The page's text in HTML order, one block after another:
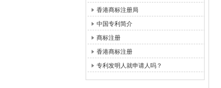
香港商标注册局
中国专利简介
商标注册
香港商标注册
专利发明人就申请人吗？